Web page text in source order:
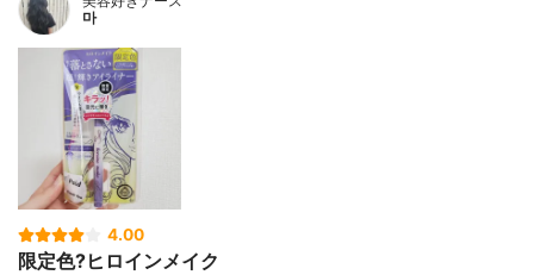
마
4.00
限定色?ヒロインメイク